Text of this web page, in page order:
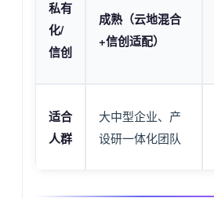
私有
化/
信创
成熟（云地混合
+信创适配）
适合
人群
大中型企业、产
设研一体化团队